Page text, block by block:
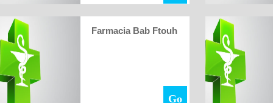
Farmacia Bab Ftouh
Go